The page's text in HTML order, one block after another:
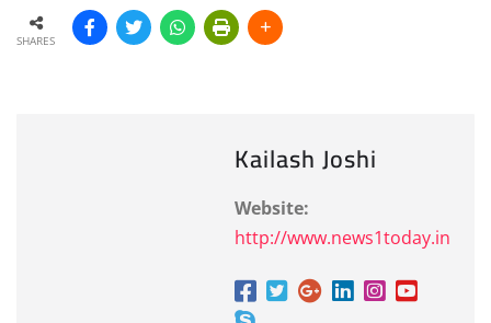
SHARES
Kailash Joshi
Website:
http://www.news1today.in